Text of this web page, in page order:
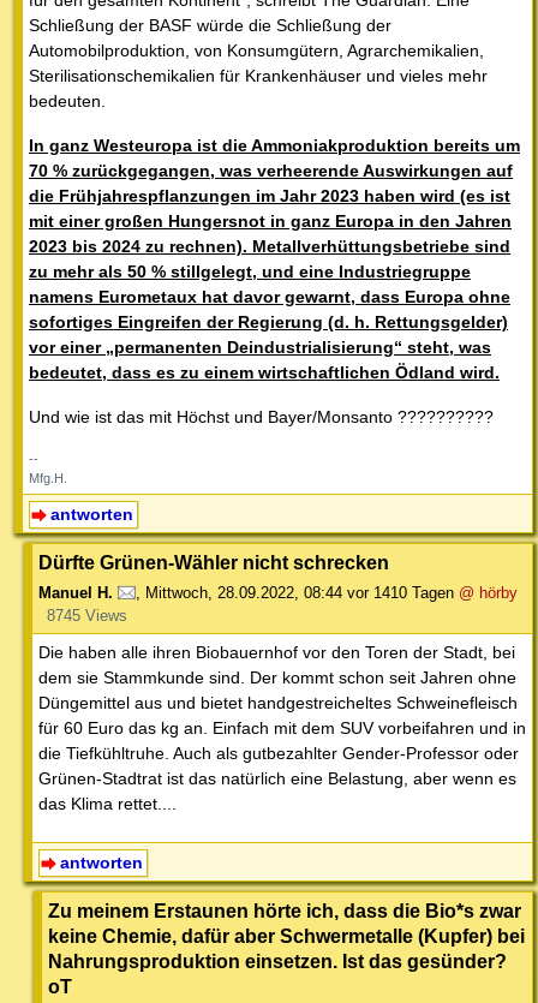
Schließung der BASF würde die Schließung der
Automobilproduktion, von Konsumgütern, Agrarchemikalien,
Sterilisationschemikalien für Krankenhäuser und vieles mehr
bedeuten.
In ganz Westeuropa ist die Ammoniakproduktion bereits um
70 % zurückgegangen, was verheerende Auswirkungen auf
die Frühjahrespflanzungen im Jahr 2023 haben wird (es ist
mit einer großen Hungersnot in ganz Europa in den Jahren
2023 bis 2024 zu rechnen). Metallverhüttungsbetriebe sind
zu mehr als 50 % stillgelegt, und eine Industriegruppe
namens Eurometaux hat davor gewarnt, dass Europa ohne
sofortiges Eingreifen der Regierung (d. h. Rettungsgelder)
vor einer „permanenten Deindustrialisierung“ steht, was
bedeutet, dass es zu einem wirtschaftlichen Ödland wird.
Und wie ist das mit Höchst und Bayer/Monsanto ??????????
--
Mfg.H.
antworten
Dürfte Grünen-Wähler nicht schrecken
Manuel H. , Mittwoch, 28.09.2022, 08:44 vor 1410 Tagen @ hörby
8745 Views
Die haben alle ihren Biobauernhof vor den Toren der Stadt, bei
dem sie Stammkunde sind. Der kommt schon seit Jahren ohne
Düngemittel aus und bietet handgestreicheltes Schweinefleisch
für 60 Euro das kg an. Einfach mit dem SUV vorbeifahren und in
die Tiefkühltruhe. Auch als gutbezahlter Gender-Professor oder
Grünen-Stadtrat ist das natürlich eine Belastung, aber wenn es
das Klima rettet....
antworten
Zu meinem Erstaunen hörte ich, dass die Bio*s zwar
keine Chemie, dafür aber Schwermetalle (Kupfer) bei
Nahrungsproduktion einsetzen. Ist das gesünder?
oT